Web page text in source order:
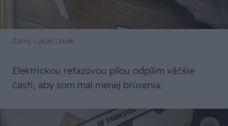
Zdroj: Lukáš Urblík
Elektrickou reťazovou pílou odpílim väčšie
časti, aby som mal menej brúsenia.